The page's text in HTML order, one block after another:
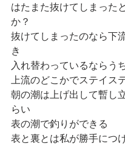
はたまた抜けてしまった
か？
抜けてしまったのなら下
き
入れ替わっているならう
上流のどこかでステイス
朝の潮は上げ出して暫し
らい
表の潮で釣りができる
表と裏とは私が勝手につ